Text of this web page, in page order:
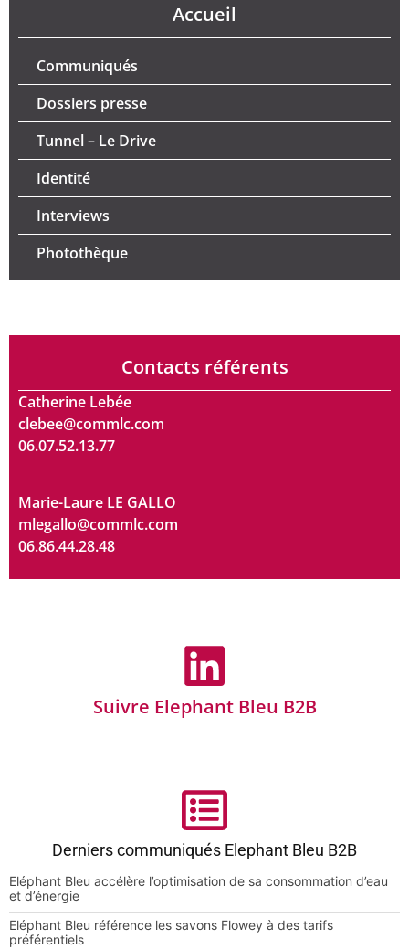
Accueil
Communiqués
Dossiers presse
Tunnel – Le Drive
Identité
Interviews
Photothèque
Contacts référents
Catherine Lebée
clebee@commlc.com
06.07.52.13.77
Marie-Laure LE GALLO
mlegallo@commlc.com
06.86.44.28.48
Suivre Elephant Bleu B2B
Derniers communiqués Elephant Bleu B2B
Eléphant Bleu accélère l’optimisation de sa consommation d’eau
et d’énergie
Eléphant Bleu référence les savons Flowey à des tarifs
préférentiels